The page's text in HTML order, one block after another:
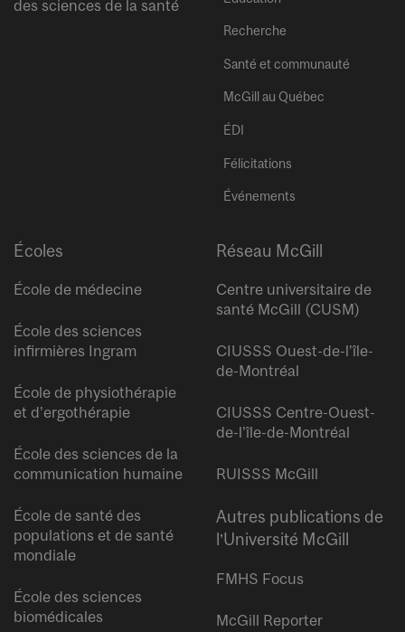
des sciences de la santé
Recherche
Santé et communauté
McGill au Québec
ÉDI
Félicitations
Événements
Écoles
École de médecine
École des sciences
infirmières Ingram
École de physiothérapie
et d’ergothérapie
École des sciences de la
communication humaine
École de santé des
populations et de santé
mondiale
École des sciences
biomédicales
Réseau McGill
Centre universitaire de
santé McGill (CUSM)
CIUSSS Ouest-de-l’île-
de-Montréal
CIUSSS Centre-Ouest-
de-l’île-de-Montréal
RUISSS McGill
Autres publications de
l’Université McGill
FMHS Focus
McGill Reporter